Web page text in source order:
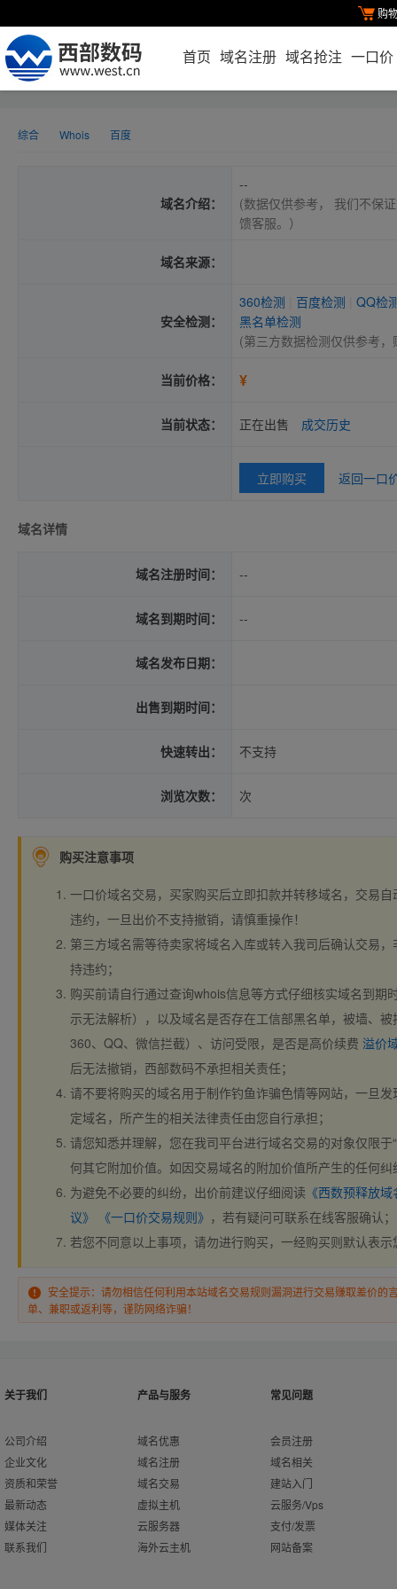
购
首页 域名注册 域名抢注 一口价
综合 Whois 百度
域名介绍：
--
(数据仅供参考， 我们不保
馈客服。）
域名来源：
安全检测：
360检测 百度检测
QQ检
黑名单检测
(第三方数据检测仅供参考
当前价格： ¥
当前状态： 正在出售 成交历史
立即购买 返回一口
域名详情
域名注册时间： --
域名到期时间： --
域名发布日期：
出售到期时间：
快速转出： 不支持
浏览次数： 次
购买注意事项
一口价域名交易，买家购买后立即扣款并转移域名，交易
违约，一旦出价不支持撤销，请慎重操作！
第三方域名需等待卖家将域名入库或转入我司后确认交易
持违约；
购买前请自行通过查询whois信息等方式仔细核实域名到期
示无法解析），以及域名是否存在工信部黑名单，被墙、
360、QQ、微信拦截）、访问受限，是否是高价续费 溢价
后无法撤销，西部数码不承担相关责任；
请不要将购买的域名用于制作钓鱼诈骗色情等网站，一旦
定域名，所产生的相关法律责任由您自行承担；
请您知悉并理解，您在我司平台进行域名交易的对象仅限于
何其它附加价值。如因交易域名的附加价值所产生的任何
为避免不必要的纠纷，出价前建议仔细阅读 《西数预释放
议》
《一口价交易规则》 ，若有疑问可联系在线客服确认；
若您不同意以上事项，请勿进行购买，一经购买则默认表
安全提示：请勿相信任何利用本站域名交易规则漏洞进行交易赚取差价的
单、兼职或返利等，谨防网络诈骗！
关于我们
公司介绍
企业文化
资质和荣誉
最新动态
媒体关注
联系我们
产品与服务
域名优惠
域名注册
域名交易
虚拟主机
云服务器
海外云主机
常见问题
会员注册
域名相关
建站入门
云服务/Vps
支付/发票
网站备案